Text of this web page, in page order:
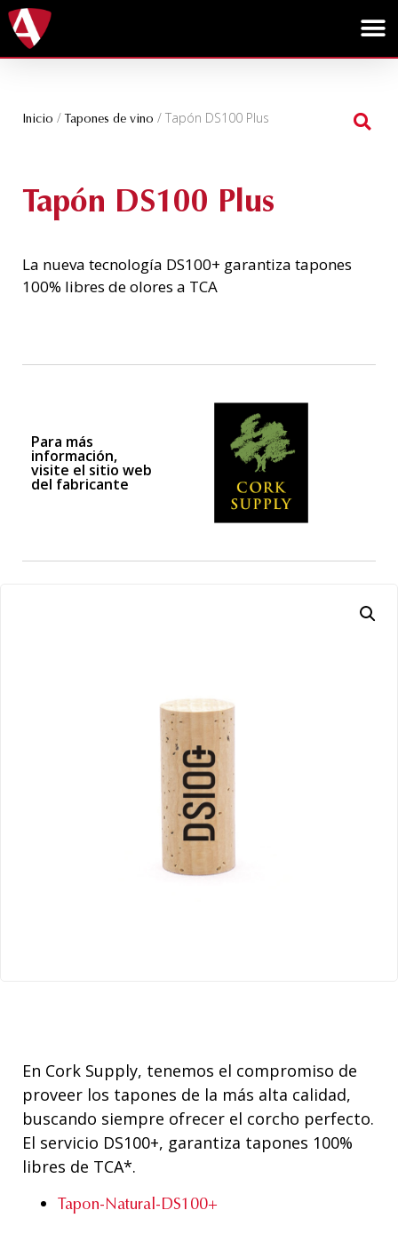
Inicio /Tapones de vino / Tapón DS100 Plus
Tapón DS100 Plus
La nueva tecnología DS100+ garantiza tapones
100% libres de olores a TCA
Para más
información,
visite el sitio web
del fabricante
En Cork Supply, tenemos el compromiso de
proveer los tapones de la más alta calidad,
buscando siempre ofrecer el corcho perfecto.
El servicio DS100+, garantiza tapones 100%
libres de TCA*.
Tapon-Natural-DS100+